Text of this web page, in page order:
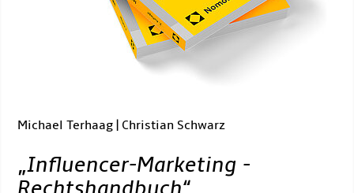
Michael Terhaag | Christian Schwarz
„Influencer-Marketing -